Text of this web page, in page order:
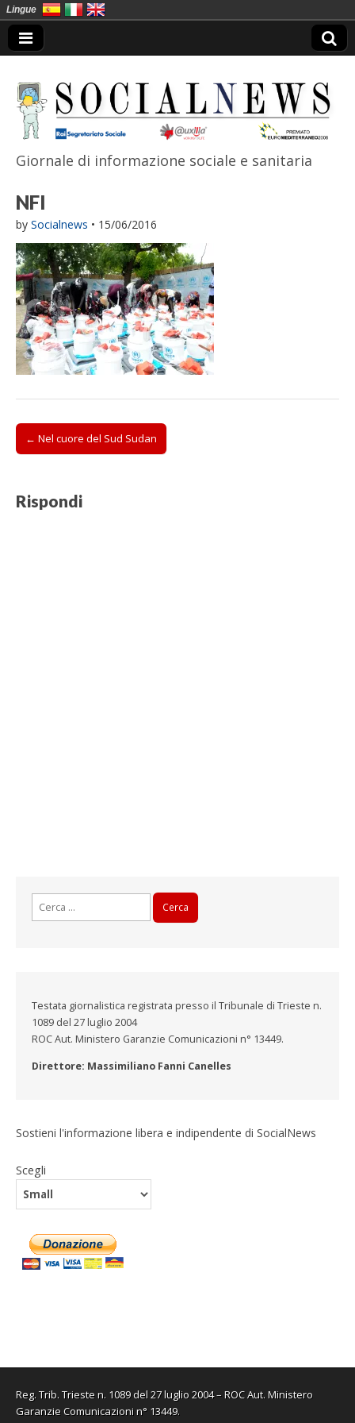
SocialNews
Giornale di informazione sociale e sanitaria
NFI
by Socialnews • 15/06/2016
Post
navigation
← Nel cuore del Sud Sudan
Rispondi
Testata giornalistica registrata presso il Tribunale di Trieste n.
1089 del 27 luglio 2004
ROC Aut. Ministero Garanzie Comunicazioni n° 13449.
Direttore: Massimiliano Fanni Canelles
Sostieni l'informazione libera e indipendente di SocialNews
Scegli
Reg. Trib. Trieste n. 1089 del 27 luglio 2004 – ROC Aut. Ministero
Garanzie Comunicazioni n° 13449.
Lingue